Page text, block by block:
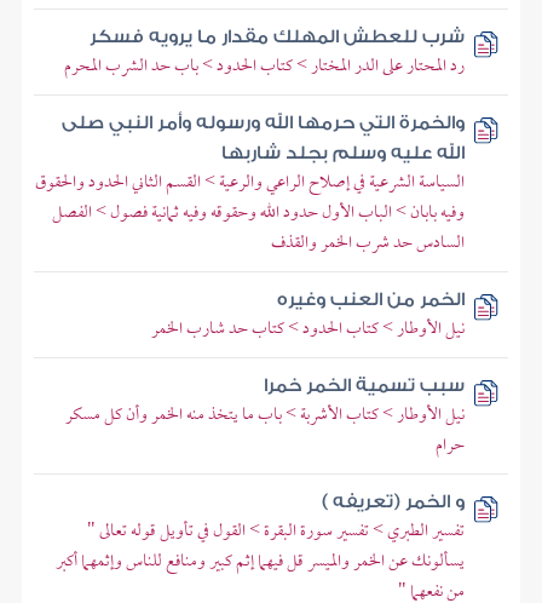
شرب للعطش المهلك مقدار ما يرويه فسكر
رد المحتار على الدر المختار > كتاب الحدود > باب حد الشرب المحرم
والخمرة التي حرمها الله ورسوله وأمر النبي صلى
الله عليه وسلم بجلد شاربها
السياسة الشرعية في إصلاح الراعي والرعية > القسم الثاني الحدود والحقوق
وفيه بابان > الباب الأول حدود الله وحقوقه وفيه ثمانية فصول > الفصل
السادس حد شرب الخمر والقذف
الخمر من العنب وغيره
نيل الأوطار > كتاب الحدود > كتاب حد شارب الخمر
سبب تسمية الخمر خمرا
نيل الأوطار > كتاب الأشربة > باب ما يتخذ منه الخمر وأن كل مسكر
حرام
و الخمر (تعريفه )
تفسير الطبري > تفسير سورة البقرة > القول في تأويل قوله تعالى "
يسألونك عن الخمر والميسر قل فيهما إثم كبير ومنافع للناس وإثمهما أكبر
من نفعهما "